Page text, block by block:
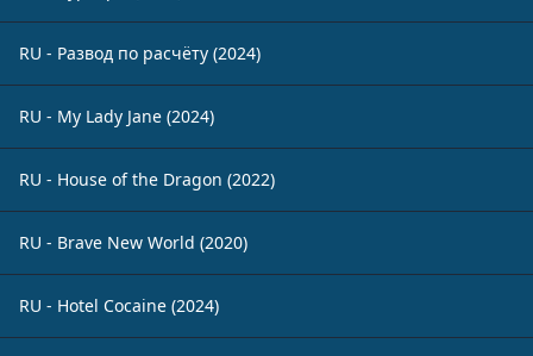
RU - Развод по расчёту (2024)
RU - My Lady Jane (2024)
RU - House of the Dragon (2022)
RU - Brave New World (2020)
RU - Hotel Cocaine (2024)